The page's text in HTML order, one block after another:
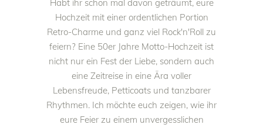
Habt ihr schon mal davon geträumt, eure
Hochzeit mit einer ordentlichen Portion
Retro-Charme und ganz viel Rock'n'Roll zu
feiern? Eine 50er Jahre Motto-Hochzeit ist
nicht nur ein Fest der Liebe, sondern auch
eine Zeitreise in eine Ära voller
Lebensfreude, Petticoats und tanzbarer
Rhythmen. Ich möchte euch zeigen, wie ihr
eure Feier zu einem unvergesslichen